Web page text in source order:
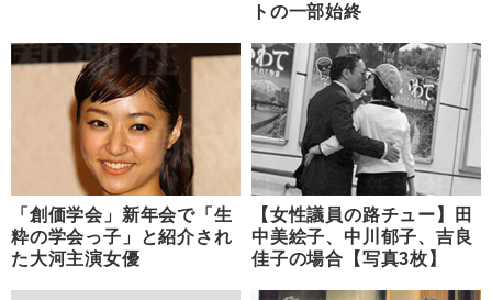
トの一部始終
「創価学会」新年会で「生
粋の学会っ子」と紹介され
た大河主演女優
【女性議員の路チュー】田
中美絵子、中川郁子、吉良
佳子の場合【写真3枚】